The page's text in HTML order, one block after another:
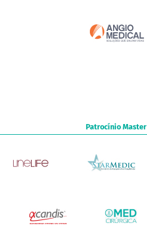
Patrocínio Master